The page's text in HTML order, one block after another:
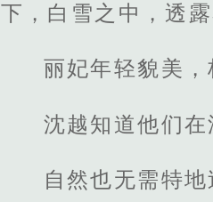
下，白雪之中，透
丽妃年轻貌美
沈越知道他们
自然也无需特地